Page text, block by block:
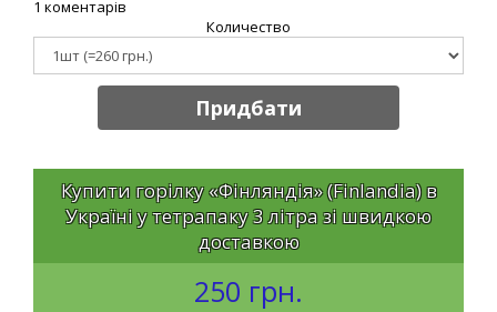
1 коментарів
Количество
Придбати
Купити горілку «Фінляндія» (Finlandia) в
Україні у тетрапаку 3 літра зі швидкою
доставкою
250 грн.